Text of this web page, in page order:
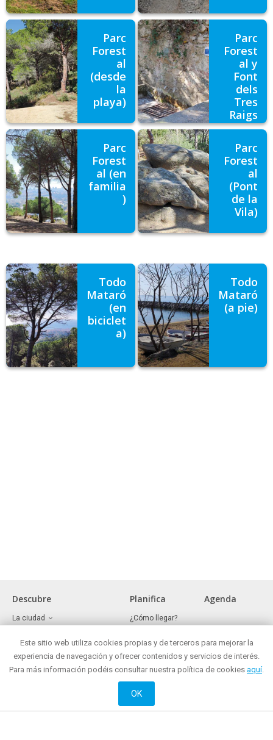
Parc
Forest
al
(desde
la
playa)
Parc
Forest
al y
Font
dels
Tres
Raigs
Parc
Forest
al (en
familia
)
Parc
Forest
al
(Pont
de la
Vila)
Todo
Mataró
(en
biciclet
a)
Todo
Mataró
(a pie)
Descubre
La ciudad
Frente marítimo
Reuniones y congresos
Mataró todo el año
Planifica
¿Cómo llegar?
¿Dónde comer?
¿Dónde comprar?
Mataró de noche
Agenda
Este sitio web utiliza cookies propias y de terceros para mejorar la
experiencia de navegación y ofrecer contenidos y servicios de interés.
Para más información podéis consultar nuestra política de cookies aquí.
OK